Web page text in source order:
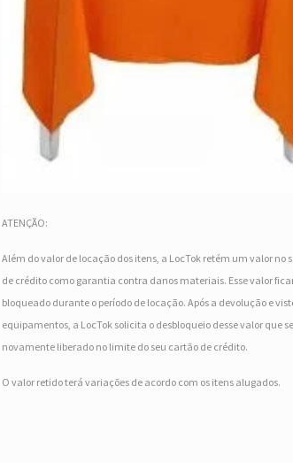
ATENÇÃO:
Além do valor de locação dos itens, a LocTok retém um valor no
de crédito como garantia contra danos materiais. Esse valor
bloqueado durante o período de locação. Após a devolução e
equipamentos, a LocTok solicita o desbloqueio desse valor que
novamente liberado no limite do seu cartão de crédito.
O valor retido terá variações de acordo com os itens alugados.